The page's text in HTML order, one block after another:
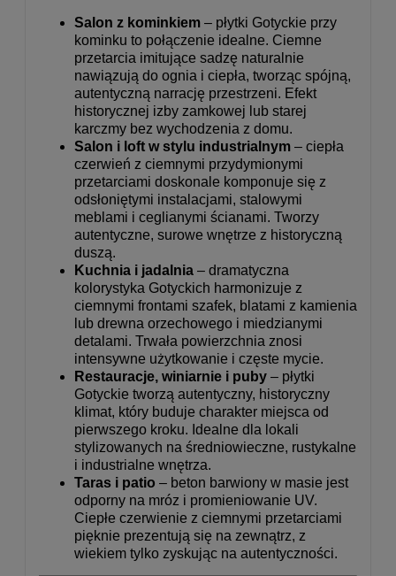
Salon z kominkiem – płytki Gotyckie przy
kominku to połączenie idealne. Ciemne
przetarcia imitujące sadzę naturalnie
nawiązują do ognia i ciepła, tworząc spójną,
autentyczną narrację przestrzeni. Efekt
historycznej izby zamkowej lub starej
karczmy bez wychodzenia z domu.
Salon i loft w stylu industrialnym – ciepła
czerwień z ciemnymi przydymionymi
przetarciami doskonale komponuje się z
odsłoniętymi instalacjami, stalowymi
meblami i ceglianymi ścianami. Tworzy
autentyczne, surowe wnętrze z historyczną
duszą.
Kuchnia i jadalnia – dramatyczna
kolorystyka Gotyckich harmonizuje z
ciemnymi frontami szafek, blatami z kamienia
lub drewna orzechowego i miedzianymi
detalami. Trwała powierzchnia znosi
intensywne użytkowanie i częste mycie.
Restauracje, winiarnie i puby – płytki
Gotyckie tworzą autentyczny, historyczny
klimat, który buduje charakter miejsca od
pierwszego kroku. Idealne dla lokali
stylizowanych na średniowieczne, rustykalne
i industrialne wnętrza.
Taras i patio – beton barwiony w masie jest
odporny na mróz i promieniowanie UV.
Ciepłe czerwienie z ciemnymi przetarciami
pięknie prezentują się na zewnątrz, z
wiekiem tylko zyskując na autentyczności.